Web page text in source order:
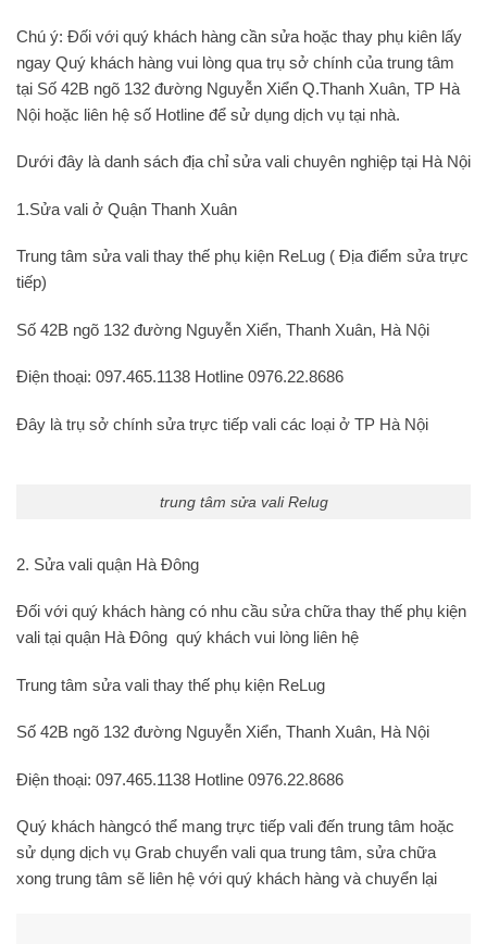
Chú ý: Đối với quý khách hàng cần sửa hoặc thay phụ kiên lấy
ngay Quý khách hàng vui lòng qua trụ sở chính của trung tâm
tại Số 42B ngõ 132 đường Nguyễn Xiển Q.Thanh Xuân, TP Hà
Nội hoặc liên hệ số Hotline để sử dụng dịch vụ tại nhà.
Dưới đây là danh sách địa chỉsửa vali chuyên nghiệp tại Hà Nội
1.Sửa vali ở Quận Thanh Xuân
Trung tâm sửa vali thay thế phụ kiện ReLug ( Địa điểm sửa trực
tiếp)
Số 42B ngõ 132 đường Nguyễn Xiển, Thanh Xuân, Hà Nội
Điện thoại: 097.465.1138 Hotline 0976.22.8686
Đây là trụ sở chính sửa trực tiếp vali các loại ở TP Hà Nội
trung tâm sửa vali Relug
2. Sửa vali quận Hà Đông
Đối với quý khách hàng có nhu cầu sửa chữa thay thế phụ kiện
vali tại quận Hà Đông quý khách vui lòng liên hệ
Trung tâm sửa vali thay thế phụ kiện ReLug
Số 42B ngõ 132 đường Nguyễn Xiển, Thanh Xuân, Hà Nội
Điện thoại: 097.465.1138 Hotline 0976.22.8686
Quý khách hàngcó thể mang trực tiếp vali đến trung tâm hoặc
sử dụng dịch vụ Grab chuyển vali qua trung tâm, sửa chữa
xong trung tâm sẽ liên hệ với quý khách hàng và chuyển lại